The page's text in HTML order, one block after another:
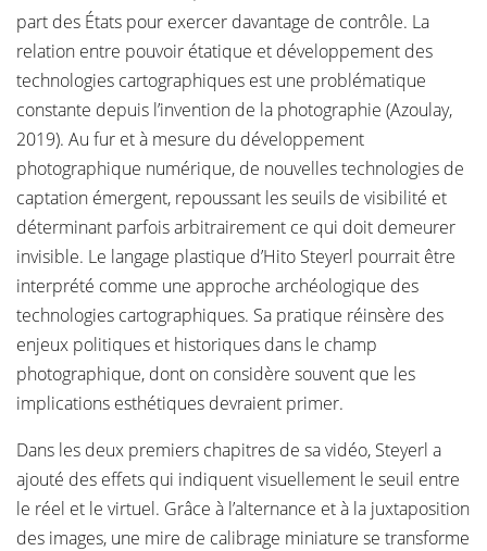
part des États pour exercer davantage de contrôle. La
relation entre pouvoir étatique et développement des
technologies cartographiques est une problématique
constante depuis l’invention de la photographie (Azoulay,
2019). Au fur et à mesure du développement
photographique numérique, de nouvelles technologies de
captation émergent, repoussant les seuils de visibilité et
déterminant parfois arbitrairement ce qui doit demeurer
invisible. Le langage plastique d’Hito Steyerl pourrait être
interprété comme une approche archéologique des
technologies cartographiques. Sa pratique réinsère des
enjeux politiques et historiques dans le champ
photographique, dont on considère souvent que les
implications esthétiques devraient primer.
Dans les deux premiers chapitres de sa vidéo, Steyerl a
ajouté des effets qui indiquent visuellement le seuil entre
le réel et le virtuel. Grâce à l’alternance et à la juxtaposition
des images, une mire de calibrage miniature se transforme